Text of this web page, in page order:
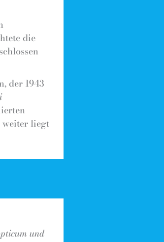
die
der 1943
weiter liegt
und